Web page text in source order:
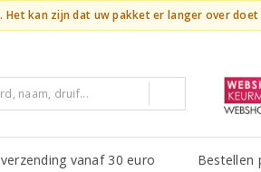
kan zijn dat uw pakket er langer over doet
vanaf 30 euro Bestellen